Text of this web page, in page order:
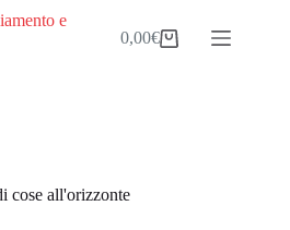
Carrello
0,00€
cose all'orizzonte